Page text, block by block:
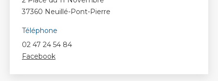
37360 Neuillé-Pont-Pierre
Téléphone
02 47 24 54 84
Facebook